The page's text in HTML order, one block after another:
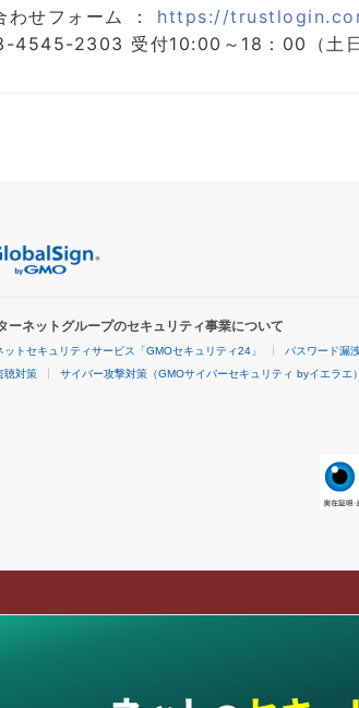
わせフォーム ： https://
4545-2303 受付10:00～18：00（土日
ーネットグループのセキュリティ事業について
ットセキュリティサービス「GMOセキュリティ24」 パスワード漏
聴対策 サイバー攻撃対策（GMOサイバーセキュリティ byイエラエ）